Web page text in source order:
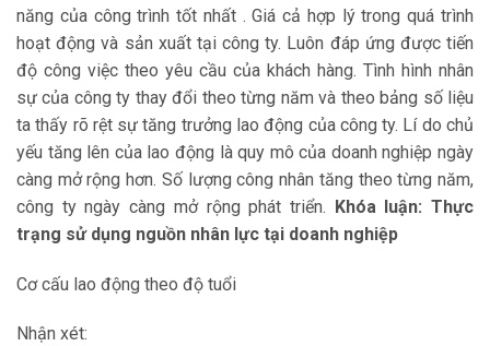
năng của công trình tốt nhất . Giá cả hợp lý trong quá trình
hoạt động và sản xuất tại công ty. Luôn đáp ứng được tiến
độ công việc theo yêu cầu của khách hàng. Tình hình nhân
sự của công ty thay đổi theo từng năm và theo bảng số liệu
ta thấy rõ rệt sự tăng trưởng lao động của công ty. Lí do chủ
yếu tăng lên của lao động là quy mô của doanh nghiệp ngày
càng mở rộng hơn. Số lượng công nhân tăng theo từng năm,
công ty ngày càng mở rộng phát triển. Khóa luận: Thực
trạng sử dụng nguồn nhân lực tại doanh nghiệp
Cơ cấu lao động theo độ tuổi
Nhận xét: